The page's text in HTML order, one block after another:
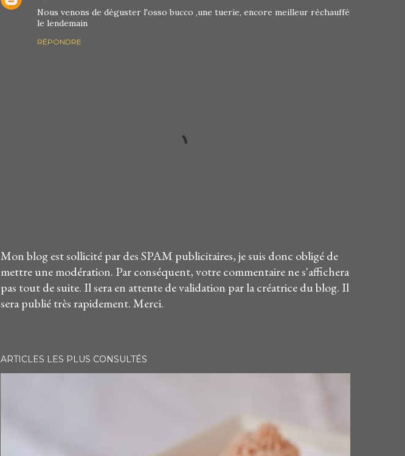
Nous venons de déguster l'osso bucco ,une tuerie, encore meilleur réchauffé
le lendemain
RÉPONDRE
E
n
r
e
t
Mon blog est sollicité par des SPAM publicitaires, je suis donc obligé de
mettre une modération. Par conséquent, votre commentaire ne s'affichera
pas tout de suite. Il sera en attente de validation par la créatrice du blog. Il
sera publié très rapidement. Merci.
ARTICLES LES PLUS CONSULTÉS